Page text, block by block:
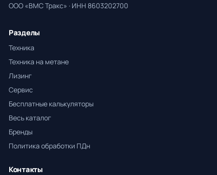
ООО «ВМС Тракс» · ИНН 8603202700
Разделы
Техника
Техника на метане
Лизинг
Сервис
Бесплатные калькуляторы
Весь каталог
Бренды
Политика обработки ПДн
Контакты